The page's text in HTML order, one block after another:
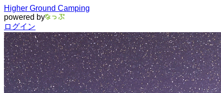
Higher Ground Camping
powered by
ログイン